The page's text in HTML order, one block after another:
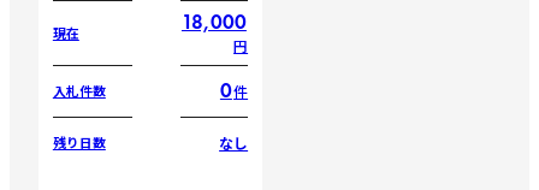
現在 18,000
円
入札件数 0件
残り日数 なし